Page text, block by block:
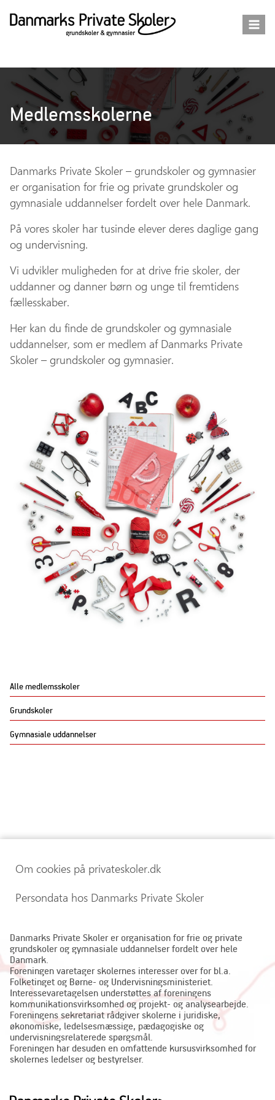
Medlemsskolerne
Danmarks Private Skoler – grundskoler og gymnasier
er organisation for frie og private grundskoler og
gymnasiale uddannelser fordelt over hele Danmark.
På vores skoler har tusinde elever deres daglige gang
og undervisning.
Vi udvikler muligheden for at drive frie skoler, der
uddanner og danner børn og unge til fremtidens
fællesskaber.
Her kan du finde de grundskoler og gymnasiale
uddannelser, som er medlem af Danmarks Private
Skoler – grundskoler og gymnasier.
Alle medlemsskoler
Grundskoler
Gymnasiale uddannelser
Om cookies på privateskoler.dk
Persondata hos Danmarks Private Skoler
Danmarks Private Skoler er organisation for frie og private
grundskoler og gymnasiale uddannelser fordelt over hele
Danmark.
Foreningen varetager skolernes interesser over for bl.a.
Folketinget og Børne- og Undervisningsministeriet.
Interessevaretagelsen understøttes af foreningens
kommunikationsvirksomhed og projekt- og analysearbejde.
Foreningens sekretariat rådgiver skolerne i juridiske,
økonomiske, ledelsesmæssige, pædagogiske og
undervisningsrelaterede spørgsmål.
Foreningen har desuden en omfattende kursusvirksomhed for
skolernes ledelser og bestyrelser.